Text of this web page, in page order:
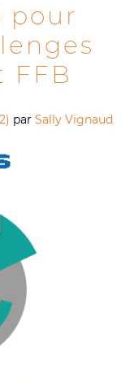
pour
FFB
par Sally Vignaud